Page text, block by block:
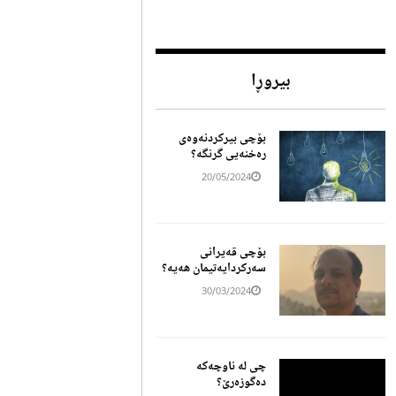
بیروڕا
بۆچی بیرکردنەوەی
رەخنەیی گرنگە؟
20/05/2024
بۆچی قەیرانی
سەرکردایەتیمان هەیە؟
30/03/2024
چی لە ناوچەکە
دەگوزەرێ؟